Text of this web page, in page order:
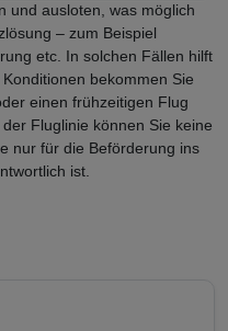
und ausloten, was möglich
– zum Beispiel
etc. In solchen Fällen hilft
bekommen Sie
einen frühzeitigen Flug
Fluglinie können Sie keine
nur für die Beförderung ins
ist.